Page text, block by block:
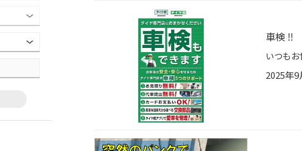
車検 ‼
2025年9